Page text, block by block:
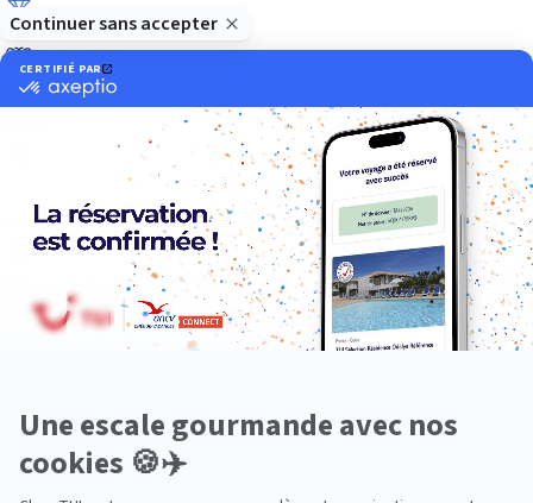
Luxe
Neige
Plongée
Premium